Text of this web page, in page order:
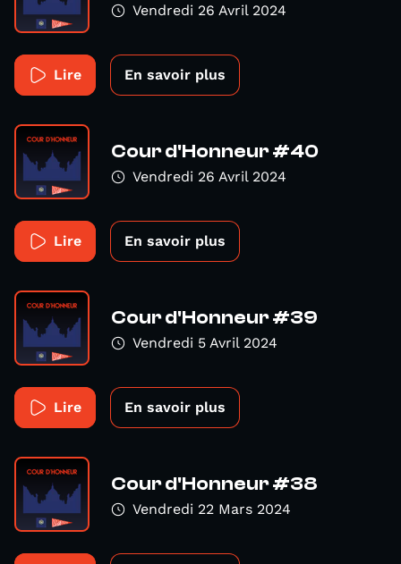
Vendredi 26 Avril 2024
Lire En savoir plus
Cour d'Honneur #40
Vendredi 26 Avril 2024
Lire En savoir plus
Cour d'Honneur #39
Vendredi 5 Avril 2024
Lire En savoir plus
Cour d'Honneur #38
Vendredi 22 Mars 2024